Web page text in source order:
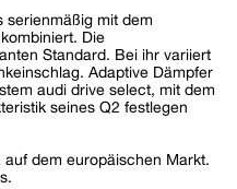
serienmäßig mit dem
Die
Standard. Bei ihr variiert
Adaptive Dämpfer
audi drive select, mit dem
seines Q2 festlegen
dem europäischen Markt.